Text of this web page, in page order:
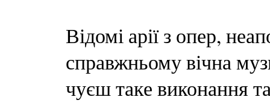
Відомі арії з опер,
справжньому вічна
чуєш таке виконання